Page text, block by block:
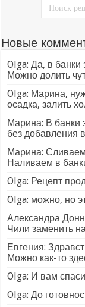
Новые
Olga: Да, в банки
Можно долить
Olga: Марина,
осадка, залить
Марина: В банки
без добавления
Марина: Сливаем
Наливаем в
Olga: Рецепт
Olga: можно, но
Александра
Чили заменить
Евгения:
Можно как-то
Olga: И вам
Olga: До